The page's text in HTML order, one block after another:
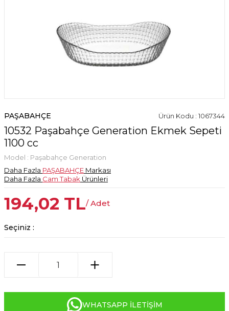
PAŞABAHÇE Ürün Kodu : 1067344
10532 Paşabahçe Generation Ekmek Sepeti
1100 cc
Model : Paşabahçe Generation
Daha Fazla PAŞABAHÇE Markası
Daha Fazla Cam Tabak Ürünleri
194,02 TL/ Adet
Seçiniz :
WHATSAPP İLETIŞIM